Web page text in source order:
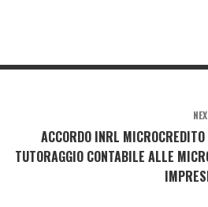
ACCORDO INRL
TUTORAGGIO CONTABILE ALLE